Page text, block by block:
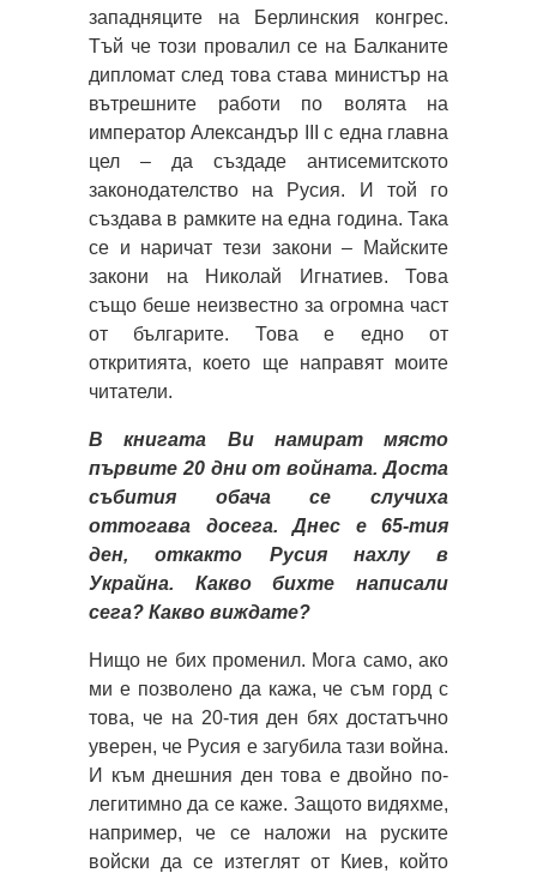
западняците на Берлинския конгрес.
Тъй че този провалил се на Балканите
дипломат след това става министър на
вътрешните работи по волята на
император Александър III с една главна
цел – да създаде антисемитското
законодателство на Русия. И той го
създава в рамките на една година. Така
се и наричат тези закони – Майските
закони на Николай Игнатиев. Това
също беше неизвестно за огромна част
от българите. Това е едно от
откритията, което ще направят моите
читатели.
В книгата Ви намират място
първите 20 дни от войната. Доста
събития обача се случиха
оттогава досега. Днес е 65-тия
ден, откакто Русия нахлу в
Украйна. Какво бихте написали
сега? Какво виждате?
Нищо не бих променил. Мога само, ако
ми е позволено да кажа, че съм горд с
това, че на 20-тия ден бях достатъчно
уверен, че Русия е загубила тази война.
И към днешния ден това е двойно по-
легитимно да се каже. Защото видяхме,
например, че се наложи на руските
войски да се изтеглят от Киев, който